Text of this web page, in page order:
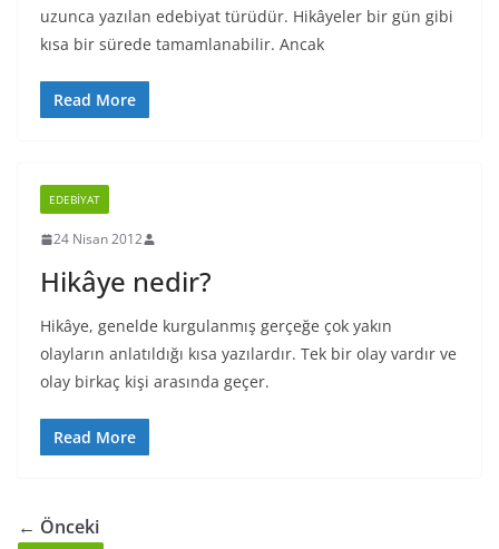
uzunca yazılan edebiyat türüdür. Hikâyeler bir gün gibi
kısa bir sürede tamamlanabilir. Ancak
Read More
EDEBIYAT
24 Nisan 2012
Hikâye nedir?
Hikâye, genelde kurgulanmış gerçeğe çok yakın
olayların anlatıldığı kısa yazılardır. Tek bir olay vardır ve
olay birkaç kişi arasında geçer.
Read More
← Önceki